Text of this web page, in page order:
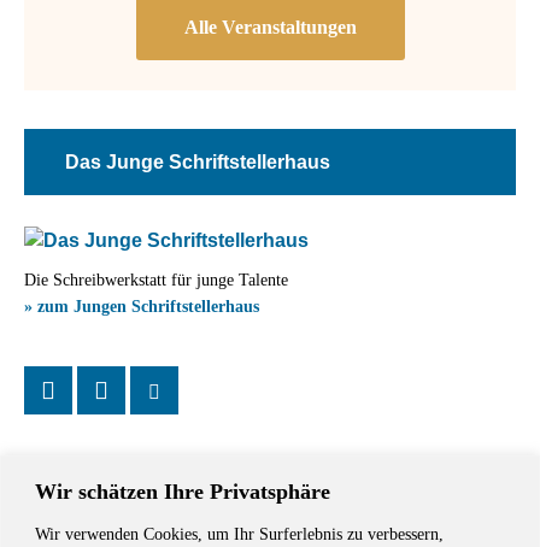
Wir schätzen Ihre Privatsphäre
Wir verwenden Cookies, um Ihr Surferlebnis zu verbessern,
Das Junge Schriftstellerhaus
Die Schreibwerkstatt für junge Talente
» zum Jungen Schriftstellerhaus